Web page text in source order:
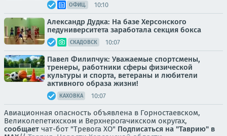
ОФИЦ. 10:10
Александр Дудка: На базе Херсонского
педуниверситета заработала секция бокса
СКАДОВСК 10:07
Павел Филипчук: Уважаемые спортсмены,
тренеры, работники сферы физической
культуры и спорта, ветераны и любители
активного образа жизни!
КАХОВКА 10:07
Авиационная опасность объявлена в Горностаевском,
Великолепетихском и Верхнерогачикском округах,
сообщает чат-бот "Тревога ХО" Подписаться на "Таврию" в